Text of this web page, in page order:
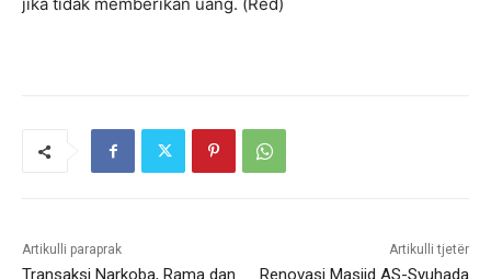
Artikulli paraprak
Transaksi Narkoba, Rama dan
Artikulli tjetër
Renovasi Masjid AS-Syuhada